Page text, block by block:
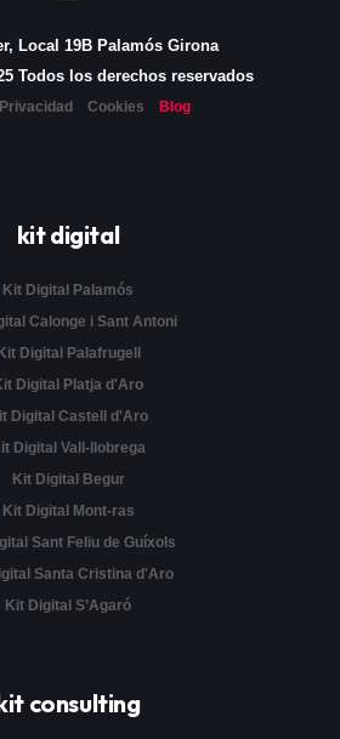
Local 19B Palamós Girona
Todos los derechos reservados
Privacidad Cookies Blog
kit digital
Kit Digital Palamós
Calonge i Sant Antoni
Kit Digital Palafrugell
Digital Platja d'Aro
Digital Castell d'Aro
Digital Vall-llobrega
Kit Digital Begur
Kit Digital Mont-ras
Sant Feliu de Guíxols
Santa Cristina d'Aro
Kit Digital S’Agaró
consulting